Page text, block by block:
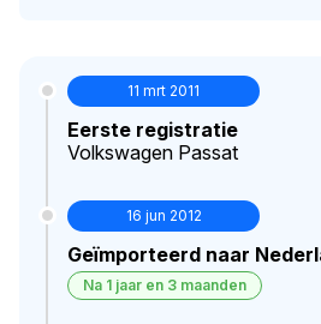
11 mrt 2011
Eerste registratie
Volkswagen Passat
16 jun 2012
Geïmporteerd naar
Na 1 jaar en 3 maanden